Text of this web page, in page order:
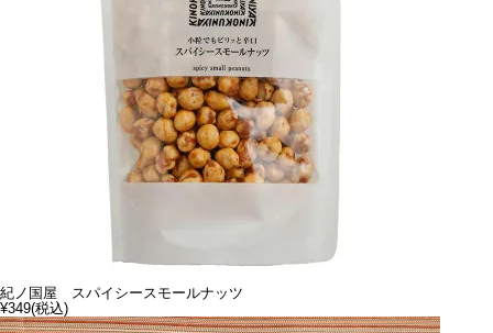
紀ノ国屋 スパイシースモールナッツ
¥349(税込)